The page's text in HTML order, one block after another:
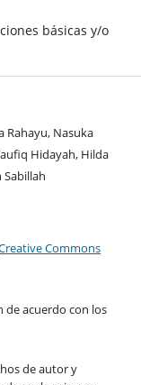
básicas y/o
Rahayu, Nasuka
Hidayah, Hilda
Commons
de acuerdo con los
de autor y